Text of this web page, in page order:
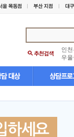
인
우